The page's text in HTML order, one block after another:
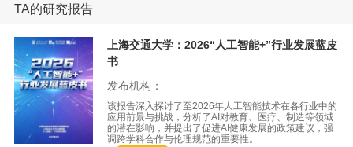
TA的研究报告
上海交通大学：2026“人工智能+”行业发展蓝皮
书
发布机构：
该报告深入探讨了至2026年人工智能技术在各行业中的
应用前景与挑战，分析了AI对教育、医疗、制造等领域
的潜在影响，并提出了促进AI健康发展的政策建议，强
调跨学科合作与伦理规范的重要性。